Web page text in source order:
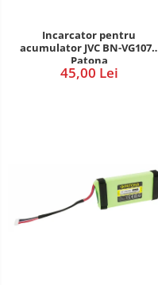
Scule electrice
Smartwatch
Incarcator pentru
acumulator JVC BN-VG107e
Patona
45,00 Lei